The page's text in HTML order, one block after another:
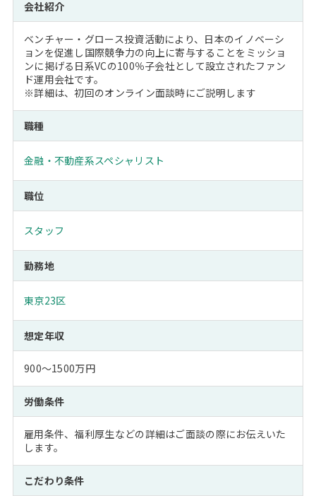
会社紹介
ベンチャー・グロース投資活動により、日本のイノベーシ
ョンを促進し国際競争力の向上に寄与することをミッショ
ンに掲げる日系VCの100％子会社として設立されたファン
ド運用会社です。
※詳細は、初回のオンライン面談時にご説明します
職種
金融・不動産系スペシャリスト
職位
スタッフ
勤務地
東京23区
想定年収
900～1500万円
労働条件
雇用条件、福利厚生などの詳細はご面談の際にお伝えいた
します。
こだわり条件